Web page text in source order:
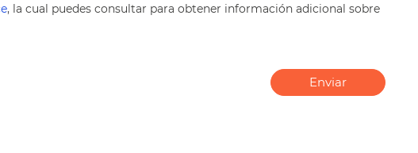
, la cual puedes consultar para obtener información adicional sobre
Enviar